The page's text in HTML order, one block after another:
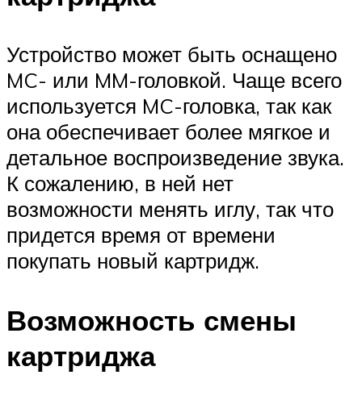
Устройство может быть оснащено
MC- или MM-головкой. Чаще всего
используется MC-головка, так как
она обеспечивает более мягкое и
детальное воспроизведение звука.
К сожалению, в ней нет
возможности менять иглу, так что
придется время от времени
покупать новый картридж.
Возможность смены
картриджа